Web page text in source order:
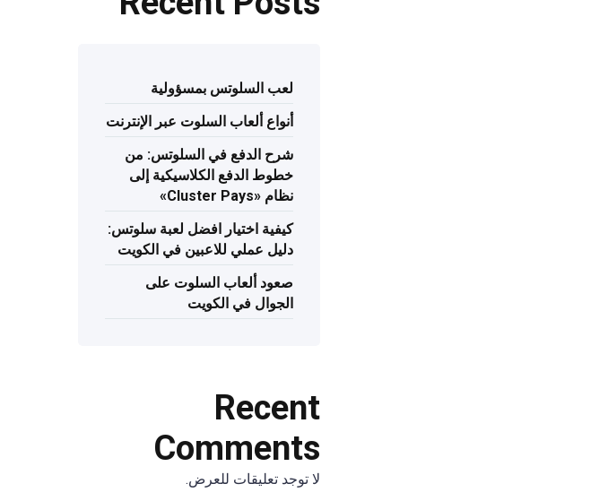
لعب السلوتس بمسؤولية
أنواع ألعاب السلوت عبر الإنترنت
شرح الدفع في السلوتس: من
خطوط الدفع الكلاسيكية إلى
نظام «Cluster Pays»
كيفية اختيار افضل لعبة سلوتس:
دليل عملي للاعبين في الكويت
صعود ألعاب السلوت على
الجوال في الكويت
Recent
Comments
لا توجد تعليقات للعرض.